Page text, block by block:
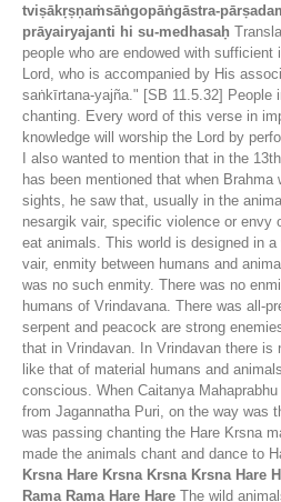
tviṣākṛṣṇaṁsāṅgopāṅgāstra-
prāyairyajanti hi su-medhasaḥ
people who are endowed with
Lord, who is accompanied by His
saṅkīrtana-yajña." [SB 11.5.32] People
chanting. Every word of this verse in
knowledge will worship the Lord by
I also wanted to mention that in the
has been mentioned that when
sights, he saw that, usually in the
nesargik vair, specific violence or envy
eat animals. This world is designed in
vair, enmity between humans and
was no such enmity. There was no
humans of Vrindavana. There was all-
serpent and peacock are strong
that in Vrindavan. In Vrindavan there is
like that of material humans and
conscious. When Caitanya
from Jagannatha Puri, on the way was
was passing chanting the Hare Krsna
made the animals chant and dance to
Krsna Hare Krsna Krsna Krsna Hare
Rama Rama Hare Hare The wild